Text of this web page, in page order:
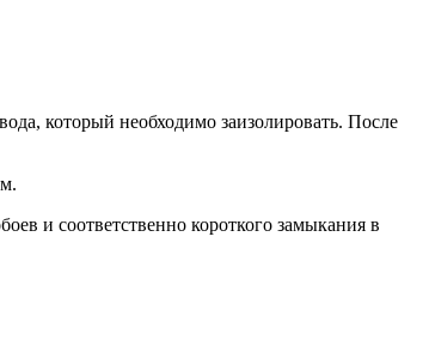
который необходимо заизолировать. После
и соответственно короткого замыкания в